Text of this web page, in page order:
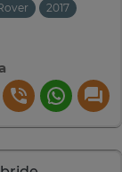
2017